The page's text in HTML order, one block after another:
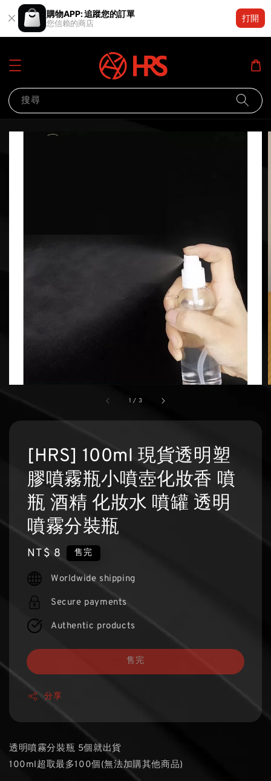
購物APP: 追蹤您的訂單
您信賴的商店
打開
搜尋
1 / 3
[HRS] 100ml 現貨透明塑
膠噴霧瓶小噴壺化妝香 噴
瓶 酒精 化妝水 噴罐 透明
噴霧分裝瓶
Regular
price
NT$ 8 售完
Worldwide shipping
Secure payments
Authentic products
售完
分享
透明噴霧分裝瓶 5個就出貨
100ml超取最多100個(無法加購其他商品)